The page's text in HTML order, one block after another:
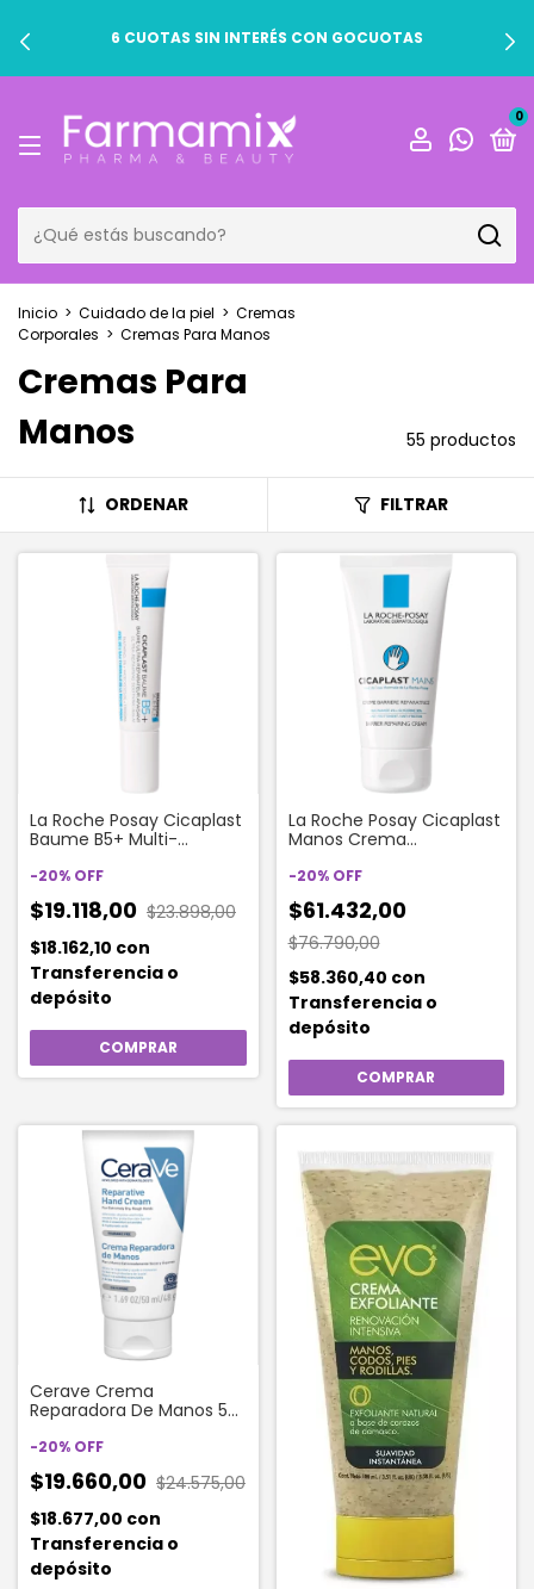
6 CUOTAS SIN INTERÉS CON GOCUOTAS
0
Inicio > Cuidado de la piel > Cremas
Corporales > Cremas Para Manos
Cremas Para
Manos
55 productos
ORDENAR FILTRAR
La Roche Posay Cicaplast
Baume B5+ Multi-
-20% OFF
$19.118,00 $23.898,00
$18.162,10 con
Transferencia o
depósito
La Roche Posay Cicaplast
Manos Crema
-20% OFF
$61.432,00
$76.790,00
$58.360,40 con
Transferencia o
depósito
Cerave Crema
Reparadora De Manos 50
-20% OFF
$19.660,00 $24.575,00
$18.677,00 con
Transferencia o
depósito